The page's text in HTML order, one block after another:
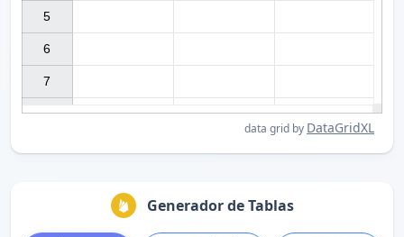
5
6
7
data grid by DataGridXL
Generador de Tablas